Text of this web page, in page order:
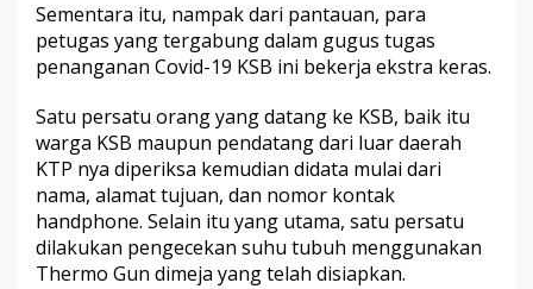
Sementara itu, nampak dari pantauan, para
petugas yang tergabung dalam gugus tugas
penanganan Covid-19 KSB ini bekerja ekstra keras.
Satu persatu orang yang datang ke KSB, baik itu
warga KSB maupun pendatang dari luar daerah
KTP nya diperiksa kemudian didata mulai dari
nama, alamat tujuan, dan nomor kontak
handphone. Selain itu yang utama, satu persatu
dilakukan pengecekan suhu tubuh menggunakan
Thermo Gun dimeja yang telah disiapkan.